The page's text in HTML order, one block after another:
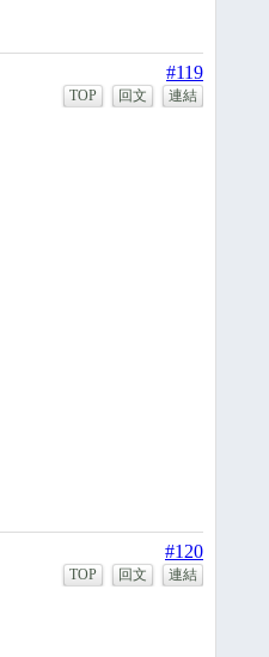
#119
TOP 回文 連結
#120
TOP 回文 連結